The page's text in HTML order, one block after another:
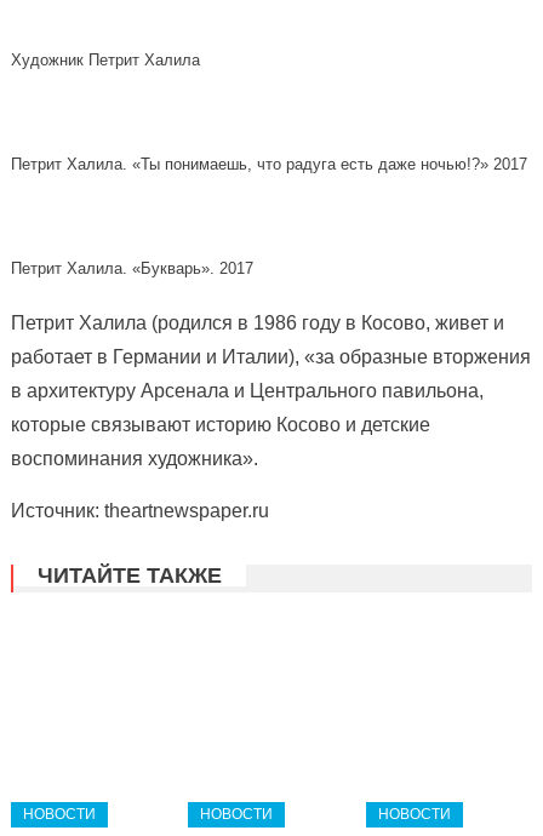
Художник Петрит Халила
Петрит Халила. «Ты понимаешь, что радуга есть даже ночью!?» 2017
Петрит Халила. «Букварь». 2017
Петрит Халила (родился в 1986 году в Косово, живет и
работает в Германии и Италии), «за образные вторжения
в архитектуру Арсенала и Центрального павильона,
которые связывают историю Косово и детские
воспоминания художника».
Источник: theartnewspaper.ru
ЧИТАЙТЕ ТАКЖЕ
НОВОСТИ НОВОСТИ НОВОСТИ